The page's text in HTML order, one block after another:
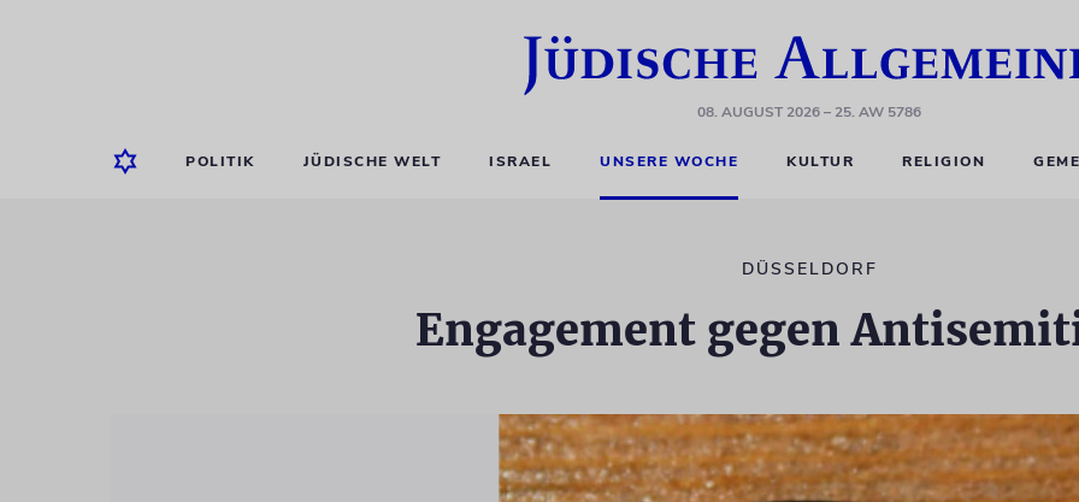
08. AUGUST 2026– 25. AW 5786
POLITIK JÜDISCHE WELT ISRAEL UNSERE WOCHE KULTUR RELIGION
DÜSSELDORF
Engagement gegen